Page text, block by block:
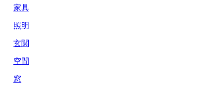
家具
照明
玄関
空間
窓